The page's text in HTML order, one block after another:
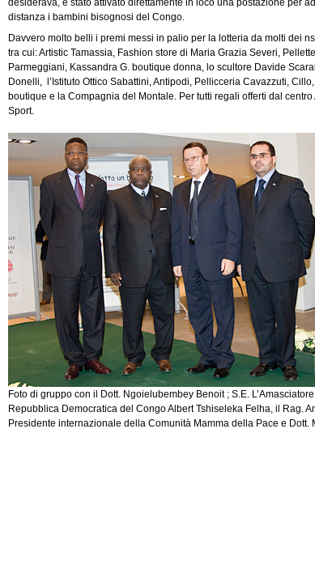
desiderava, è stato attivato direttamente in loco una postazione per
distanza i bambini bisognosi del Congo.
Davvero molto belli i premi messi in palio per la lotteria da molti dei
tra cui: Artistic Tamassia, Fashion store di Maria Grazia Severi,
Parmeggiani, Kassandra G. boutique donna, lo scultore Davide
Donelli, l’Istituto Ottico Sabattini, Antipodi, Pellicceria Cavazzuti,
boutique e la Compagnia del Montale. Per tutti regali offerti dal centro
Sport.
Foto di gruppo con il Dott. Ngoielubembey Benoit ; S.E.
Repubblica Democratica del Congo Albert Tshiseleka Felha, il Rag.
Presidente internazionale della Comunità Mamma della Pace e Dott.